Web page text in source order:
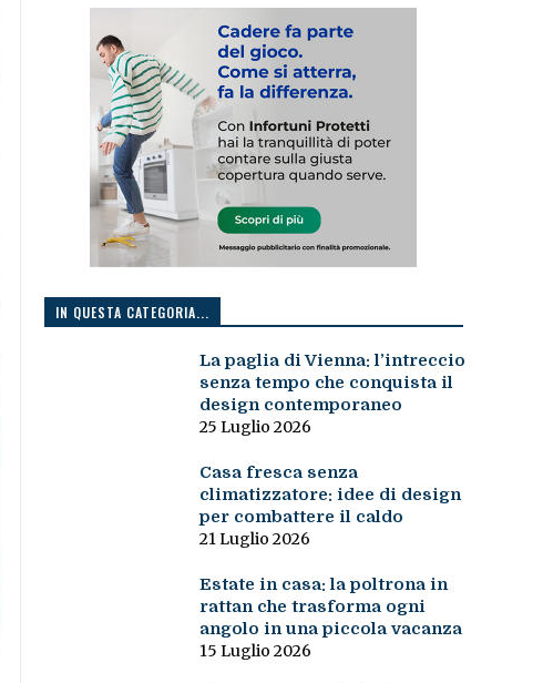
IN QUESTA CATEGORIA...
La paglia di Vienna: l’intreccio
senza tempo che conquista il
design contemporaneo
25 Luglio 2026
Casa fresca senza
climatizzatore: idee di design
per combattere il caldo
21 Luglio 2026
Estate in casa: la poltrona in
rattan che trasforma ogni
angolo in una piccola vacanza
15 Luglio 2026